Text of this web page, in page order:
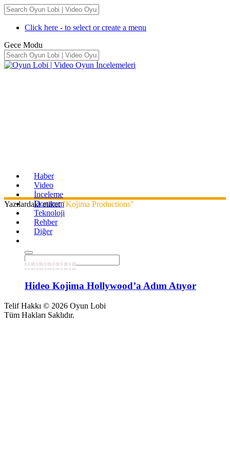
Click here - to select or create a menu
Gece Modu
Haber
Video
İnceleme
Donanım
Teknoloji
Rehber
Diğer
Yazılardaki etiket"Kojima Productions"
Hideo Kojima Hollywood’a Adım Atıyor
Telif Hakkı © 2026 Oyun Lobi
Tüm Hakları Saklıdır.